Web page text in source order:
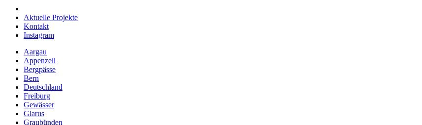
Aktuelle Projekte
Kontakt
Instagram
Aargau
Appenzell
Bergpässe
Bern
Deutschland
Freiburg
Gewässer
Glarus
Graubünden